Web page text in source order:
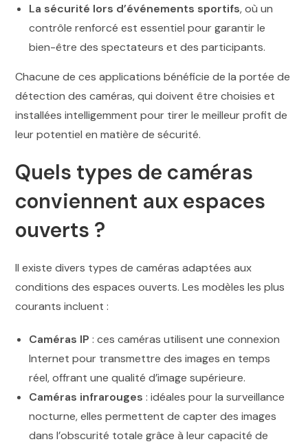
La sécurité lors d’événements sportifs, où un
contrôle renforcé est essentiel pour garantir le
bien-être des spectateurs et des participants.
Chacune de ces applications bénéficie de la portée de
détection des caméras, qui doivent être choisies et
installées intelligemment pour tirer le meilleur profit de
leur potentiel en matière de sécurité.
Quels types de caméras
conviennent aux espaces
ouverts ?
Il existe divers types de caméras adaptées aux
conditions des espaces ouverts. Les modèles les plus
courants incluent :
Caméras IP : ces caméras utilisent une connexion
Internet pour transmettre des images en temps
réel, offrant une qualité d’image supérieure.
Caméras infrarouges : idéales pour la surveillance
nocturne, elles permettent de capter des images
dans l’obscurité totale grâce à leur capacité de